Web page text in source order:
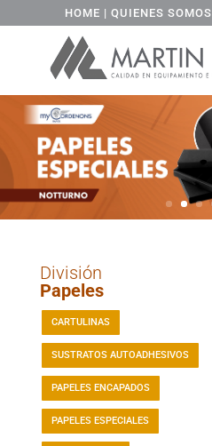
HOME | QUIENES SOMOS
División
Papeles
CARTULINAS
SUSTRATOS AUTOADHESIVOS
PAPELES ENCAPADOS
PAPELES ESPECIALES